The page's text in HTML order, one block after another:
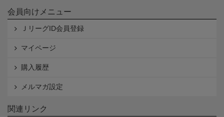
会員向けメニュー
ＪリーグID会員登録
マイページ
購入履歴
メルマガ設定
関連リンク